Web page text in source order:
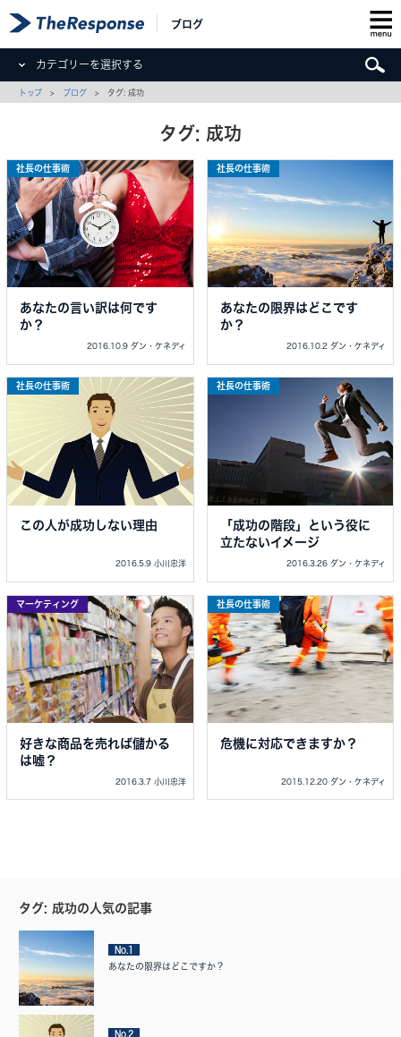
ブログ
カテゴリーを選択する
トップ > ブログ > タグ: 成功
タグ: 成功
社長の仕事術
あなたの言い訳は何です
か？
2016.10.9 ダン・ケネディ
社長の仕事術
あなたの限界はどこです
か？
2016.10.2 ダン・ケネディ
社長の仕事術
この人が成功しない理由
2016.5.9 小川忠洋
社長の仕事術
「成功の階段」という役に
立たないイメージ
2016.3.26 ダン・ケネディ
マーケティング
好きな商品を売れば儲かる
は嘘？
2016.3.7 小川忠洋
社長の仕事術
危機に対応できますか？
2015.12.20 ダン・ケネディ
タグ: 成功の人気の記事
No.1
あなたの限界はどこですか？
No.2